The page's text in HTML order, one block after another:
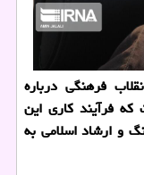
فرهنگی درباره
فرآیند كاری این
و ارشاد اسلامی به